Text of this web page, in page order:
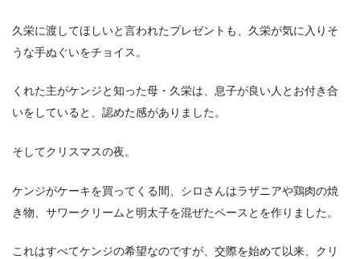
久栄に渡してほしいと言われたプレゼントも、久栄が気に入りそ
うな手ぬぐいをチョイス。
くれた主がケンジと知った母・久栄は、息子が良い人とお付き合
いをしていると、認めた感がありました。
そしてクリスマスの夜。
ケンジがケーキを買ってくる間、シロさんはラザニアや鶏肉の焼
き物、サワークリームと明太子を混ぜたペースとを作りました。
これはすべてケンジの希望なのですが、交際を始めて以来、クリ